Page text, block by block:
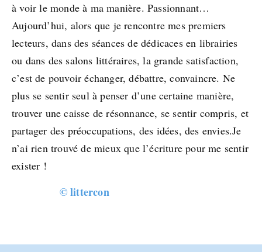
à voir le monde à ma manière. Passionnant…
Aujourd’hui, alors que je rencontre mes premiers
lecteurs, dans des séances de dédicaces en librairies
ou dans des salons littéraires, la grande satisfaction,
c’est de pouvoir échanger, débattre, convaincre. Ne
plus se sentir seul à penser d’une certaine manière,
trouver une caisse de résonnance, se sentir compris, et
partager des préoccupations, des idées, des envies.Je
n’ai rien trouvé de mieux que l’écriture pour me sentir
exister !
© littercon